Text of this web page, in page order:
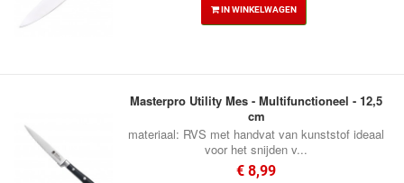
IN WINKELWAGEN
Masterpro Utility Mes - Multifunctioneel - 12,5
cm
materiaal: RVS met handvat van kunststof ideaal
voor het snijden v...
€ 8,99